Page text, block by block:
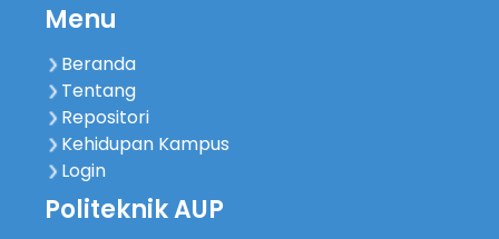
Menu
Beranda
Tentang
Repositori
Kehidupan Kampus
Login
Politeknik AUP